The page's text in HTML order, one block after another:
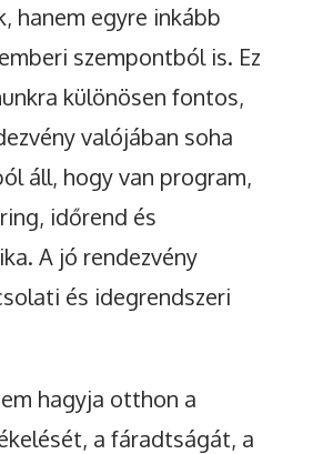
hanem egyre inkább
szempontból is. Ez
különösen fontos,
valójában soha
áll, hogy van program,
időrend és
A jó rendezvény
és idegrendszeri
hagyja otthon a
a fáradtságát, a